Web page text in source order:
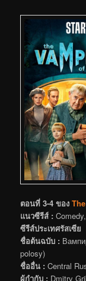
ตอนที่ 3-4 ของ
แนวซีรีส์ :
ซีรีส์ประเทศรัสเซีย
ชื่อต้นฉบับ :
polosy)
ชื่ออื่น : Central
ผู้กำกับ : Dmitry